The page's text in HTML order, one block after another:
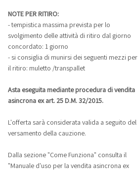
NOTE PER RITIRO:
- tempistica massima prevista per lo
svolgimento delle attività di ritiro dal giorno
concordato: 1 giorno
- si consiglia di munirsi dei seguenti mezzi per
il ritiro: muletto /transpallet
Asta eseguita mediante procedura di vendita
asincrona ex art. 25 D.M. 32/2015.
L'offerta sarà considerata valida a seguito del
versamento della cauzione.
Dalla sezione "Come Funziona" consulta il
"Manuale d'uso per la vendita asincrona ex